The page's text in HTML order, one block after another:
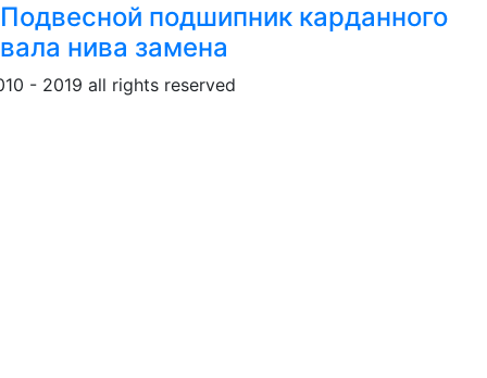
Подвесной подшипник карданного
вала нива замена
- 2019 all rights reserved